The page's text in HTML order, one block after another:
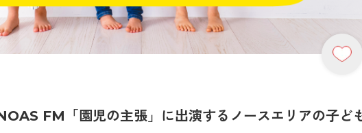
FM「園児の主張」に出演するノースエリアの子ど